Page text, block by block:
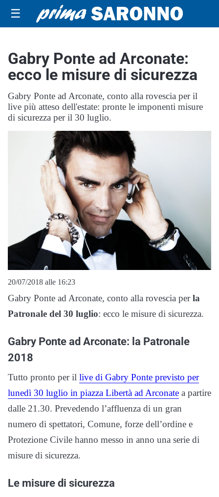
☰
Gabry Ponte ad Arconate:
ecco le misure di sicurezza
Gabry Ponte ad Arconate, conto alla rovescia per il
live più atteso dell'estate: pronte le imponenti misure
di sicurezza per il 30 luglio.
20/07/2018 alle 16:23
Gabry Ponte ad Arconate, conto alla rovescia perla
Patronale del 30 luglio: ecco le misure di sicurezza.
Gabry Ponte ad Arconate: la Patronale
2018
Tutto pronto per il live di Gabry Ponte previsto per
lunedì 30 luglio in piazza Libertà ad Arconate a partire
dalle 21.30. Prevedendo l’affluenza di un gran
numero di spettatori, Comune, forze dell’ordine e
Protezione Civile hanno messo in anno una serie di
misure di sicurezza.
Le misure di sicurezza